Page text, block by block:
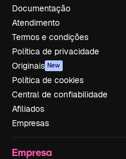
Documentação
Atendimento
Termos e condições
Política de privacidade
Originais New
Política de cookies
Central de confiabilidade
Afiliados
Empresas
Empresa